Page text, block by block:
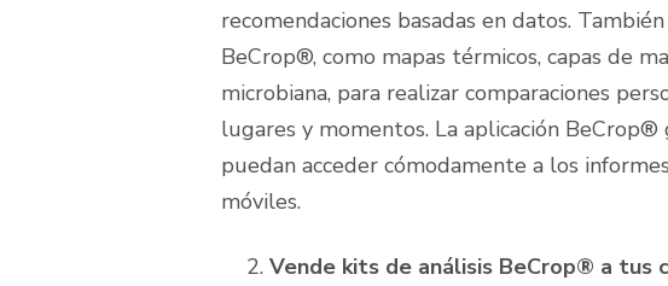
recomendaciones basadas en datos.
BeCrop®, como mapas térmicos, capas de
microbiana, para realizar comparaciones
lugares y momentos. La aplicación
puedan acceder cómodamente a los
móviles.
Vende kits de análisis BeCrop® a tus